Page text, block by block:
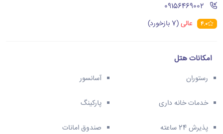
‪09156469002‬
4.0 عالی(7 بازخورد)
امکانات هتل
رستوران آسانسور
خدمات خانه داری پارکینگ
پذیرش 24 ساعته صندوق امانات